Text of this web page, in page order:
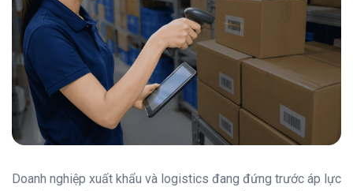
Doanh nghiệp xuất khẩu và logistics đang đứng trước áp lực